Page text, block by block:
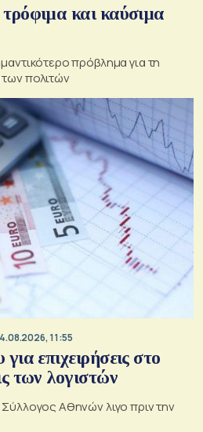
και καύσιμα
πρόβλημα για τη
πολιτών
11:55
επιχειρήσεις στο
των λογιστών
Αθηνών λιγο πριν την